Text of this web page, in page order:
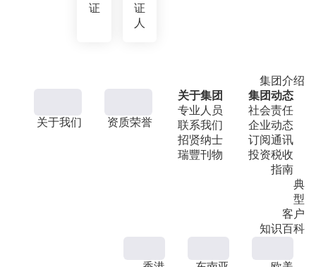
证
证
人
集团介绍
关于我们 资质荣誉
关于集团
专业人员
联系我们
招贤纳士
瑞豐刊物
集团动态
社会责任
企业动态
订阅通讯
投资税收
指南
典
型
客户
知识百科